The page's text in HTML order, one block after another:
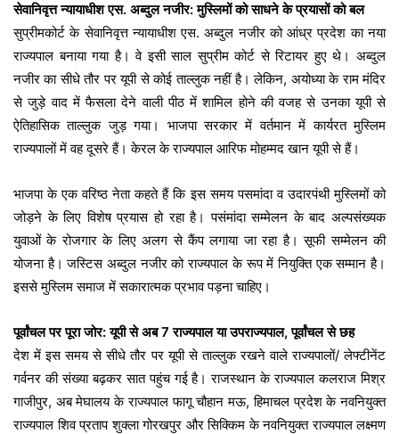
सेवानिवृत्त न्यायाधीश एस. अब्दुल नजीर: मुस्लिमों को साधने के प्रयासों को बल
सुप्रीमकोर्ट के सेवानिवृत्त न्यायाधीश एस. अब्दुल नजीर को आंध्र प्रदेश का नया
राज्यपाल बनाया गया है। वे इसी साल सुप्रीम कोर्ट से रिटायर हुए थे। अब्दुल
नजीर का सीधे तौर पर यूपी से कोई ताल्लुक नहीं है। लेकिन, अयोध्या के राम मंदिर
से जुड़े वाद में फैसला देने वाली पीठ में शामिल होने की वजह से उनका यूपी से
ऐतिहासिक ताल्लुक जुड़ गया। भाजपा सरकार में वर्तमान में कार्यरत मुस्लिम
राज्यपालों में वह दूसरे हैं। केरल के राज्यपाल आरिफ मोहम्मद खान यूपी से हैं।
भाजपा के एक वरिष्ठ नेता कहते हैं कि इस समय पसमांदा व उदारपंथी मुस्लिमों को
जोड़ने के लिए विशेष प्रयास हो रहा है। पसंमांदा सम्मेलन के बाद अल्पसंख्यक
युवाओं के रोजगार के लिए अलग से कैंप लगाया जा रहा है। सूफी सम्मेलन की
योजना है। जस्टिस अब्दुल नजीर को राज्यपाल के रूप में नियुक्ति एक सम्मान है।
इससे मुस्लिम समाज में सकारात्मक प्रभाव पड़ना चाहिए।
पूर्वांचल पर पूरा जोर: यूपी से अब 7 राज्यपाल या उपराज्यपाल, पूर्वांचल से छह
देश में इस समय से सीधे तौर पर यूपी से ताल्लुक रखने वाले राज्यपालों/ लेफ्टीनेंट
गर्वनर की संख्या बढ़कर सात पहुंच गई है। राजस्थान के राज्यपाल कलराज मिश्र
गाजीपुर, अब मेघालय के राज्यपाल फागू चौहान मऊ, हिमाचल प्रदेश के नवनियुक्त
राज्यपाल शिव प्रताप शुक्ला गोरखपुर और सिक्किम के नवनियुक्त राज्यपाल लक्ष्मण